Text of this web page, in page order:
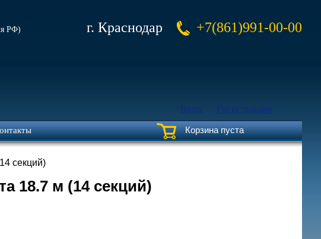
РФ) г. Краснодар +7(861)991-00-00
Вход Регистрация
Корзина пуста
секций)
18.7 м (14 секций)